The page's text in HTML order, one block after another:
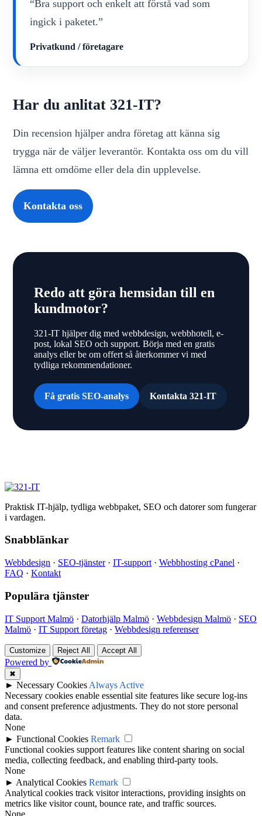
“Bra support och enkelt att förstå vad som
ingick i paketet.”
Privatkund / företagare
Har du anlitat 321-IT?
Din recension hjälper andra företag att känna sig
trygga när de väljer leverantör. Kontakta oss om du vill
lämna ett omdöme eller dela din upplevelse.
Kontakta oss
Redo att göra hemsidan till en
kundmotor?
321-IT hjälper dig med webbdesign, webbhotell, e-
post, lokal SEO och support. Börja med en gratis
analys eller be om offert så återkommer vi med
tydliga rekommendationer.
Få gratis SEO-analys Kontakta 321-IT
Praktisk IT-hjälp, tydliga webbpaket, SEO och datorer som fungerar
i vardagen.
Snabblänkar
Webbdesign · SEO-tjänster· IT-support · Webbhosting cPanel ·
FAQ · Kontakt
Populära tjänster
IT Support Malmö · Datorhjälp Malmö · Webbdesign Malmö · SEO
Malmö · IT Support företag · Webbdesign referenser
Customize Reject All Accept All
Powered by
✖
► Necessary Cookies Always Active
Necessary cookies enable essential site features like secure log-ins
and consent preference adjustments. They do not store personal
data.
None
► Functional Cookies Remark
Functional cookies support features like content sharing on social
media, collecting feedback, and enabling third-party tools.
None
► Analytical Cookies Remark
Analytical cookies track visitor interactions, providing insights on
metrics like visitor count, bounce rate, and traffic sources.
None